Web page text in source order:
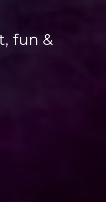
fun &